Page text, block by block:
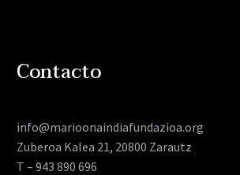
Contacto
info@marioonaindiafundazioa.org
Zuberoa Kalea 21, 20800 Zarautz
T – 943 890 696